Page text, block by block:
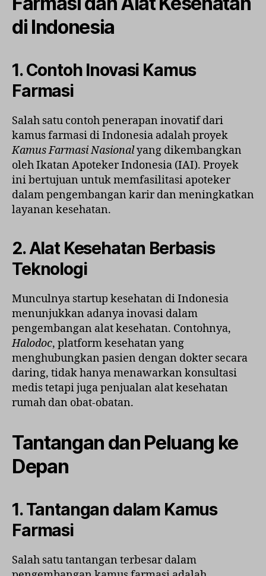
di Indonesia
1. Contoh Inovasi Kamus
Farmasi
Salah satu contoh penerapan inovatif dari
kamus farmasi di Indonesia adalah proyek
Kamus Farmasi Nasionalyang dikembangkan
oleh Ikatan Apoteker Indonesia (IAI). Proyek
ini bertujuan untuk memfasilitasi apoteker
dalam pengembangan karir dan meningkatkan
layanan kesehatan.
2. Alat Kesehatan Berbasis
Teknologi
Munculnya startup kesehatan di Indonesia
menunjukkan adanya inovasi dalam
pengembangan alat kesehatan. Contohnya,
Halodoc, platform kesehatan yang
menghubungkan pasien dengan dokter secara
daring, tidak hanya menawarkan konsultasi
medis tetapi juga penjualan alat kesehatan
rumah dan obat-obatan.
Tantangan dan Peluang ke
Depan
1. Tantangan dalam Kamus
Farmasi
Salah satu tantangan terbesar dalam